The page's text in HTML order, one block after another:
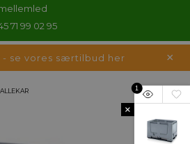
71 99 02 95
se vores særtilbud her
1
×